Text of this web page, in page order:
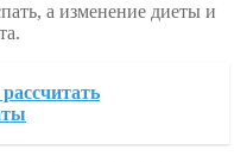
а изменение диеты и